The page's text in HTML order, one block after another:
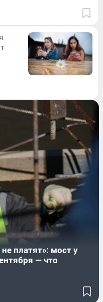
платят»: мост у
— что